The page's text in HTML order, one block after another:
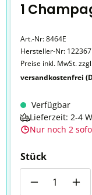
1
Art.-Nr:8464E
Hersteller-Nr: 122367
Preise inkl. MwSt.
versandkostenfrei
Verfügbar
Lieferzeit: 2-4
Nur noch 2
Stück